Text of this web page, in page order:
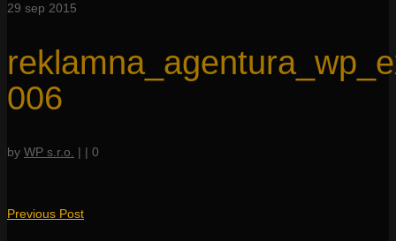
29 sep 2015
006
by WP s.r.o. | | 0
Previous Post